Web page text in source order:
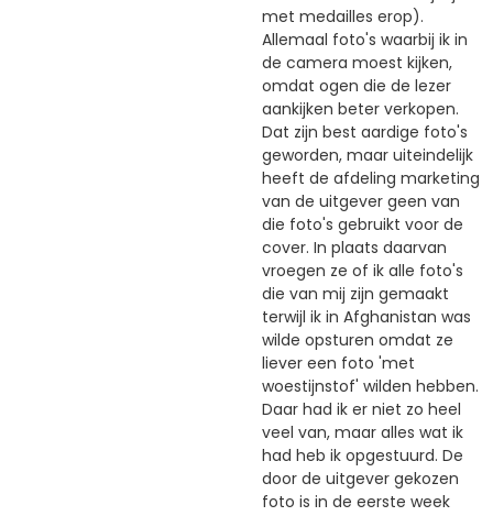
met medailles erop).
Allemaal foto's waarbij ik in
de camera moest kijken,
omdat ogen die de lezer
aankijken beter verkopen.
Dat zijn best aardige foto's
geworden, maar uiteindelijk
heeft de afdeling marketing
van de uitgever geen van
die foto's gebruikt voor de
cover. In plaats daarvan
vroegen ze of ik alle foto's
die van mij zijn gemaakt
terwijl ik in Afghanistan was
wilde opsturen omdat ze
liever een foto 'met
woestijnstof' wilden hebben.
Daar had ik er niet zo heel
veel van, maar alles wat ik
had heb ik opgestuurd. De
door de uitgever gekozen
foto is in de eerste week